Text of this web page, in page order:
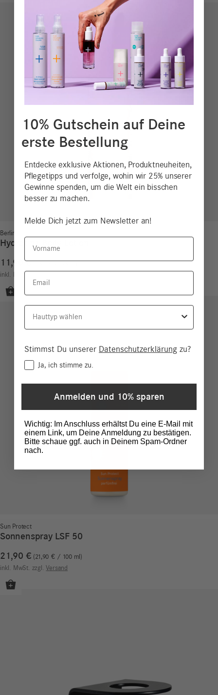
Berlin
Hydrating Body Lotion
11,90€
inkl. MwSt.
Sun Protect
Sonnenspray LSF 50
21,90 € 21,90€/ 100 ml
inkl. MwSt. zzgl. Versand
10% Gutschein auf Deine
erste Bestellung
Entdecke exklusive Aktionen, Produktneuheiten,
Pflegetipps und verfolge, wohin wir 25% unserer
Gewinne spenden, um die Welt ein bisschen
besser zu machen.
Melde Dich jetzt zum Newsletter an!
Vorname
Email
Hauttyp
Stimmst Du unserer Datenschutzerklärung zu?
ConsentJa, ich stimme zu.
Anmelden und 10% sparen
Wichtig: Im Anschluss erhältst Du eine E-Mail mit
einem Link, um Deine Anmeldung zu bestätigen.
Bitte schaue ggf. auch in Deinem Spam-Ordner
nach.